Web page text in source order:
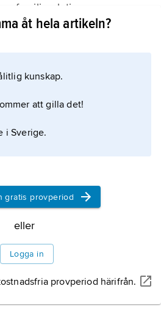
familjerelationerna
för individernas
man alltmer tillämpat den
individernas beteende
Gregory
åt hela artikeln?
kunskap.
att gilla det!
i Sverige.
gratis provperiod
eller
Logga in
provperiod härifrån.